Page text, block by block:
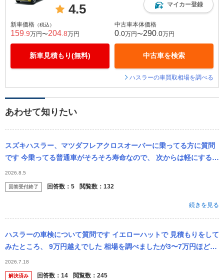
4.5 マイカー登録
新車価格 （税込）
159 .9万円〜204 .8万円
新車見積もり(無料)
中古車本体価格
0 .0万円〜290 .0万円
中古車を検索
ハスラーの車買取相場を調べる
あわせて知りたい
スズキハスラー、マツダフレアクロスオーバーに乗ってる方に質問
です 今乗ってる普通車がそろそろ寿命なので、 次からは軽にする予
定で調べてます ハスラーとおなじマツダフレアクロスオーバーがき
になっ...
2026.8.5
回答受付終了 回答数： 5 閲覧数： 132
続きを見る
ハスラーの車検について質問です イエローハットで 見積もりをして
みたところ、 9万円越えでした 相場を調べましたが3〜7万円ほど
で、違いすぎて不安です。 初めての車検なので失敗したくないです
2026.7.18
解決済み 回答数： 14 閲覧数： 245